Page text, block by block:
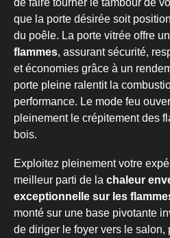
que la porte désirée soit
du poêle. La porte vitrée offre
flammes, assurant sécurité,
et économies grâce à un
porte pleine ralentit la
performance. Le mode feu
pleinement le crépitement des
bois.
Exploitez pleinement votre
meilleur parti de la chaleur
exceptionnelle sur les
monté sur une base pivotante
de diriger le foyer vers le salon,